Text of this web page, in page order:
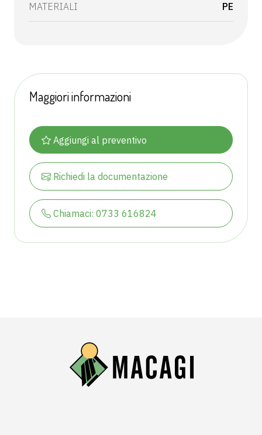
MATERIALI PE
Maggiori informazioni
Aggiungi al preventivo
Richiedi la documentazione
Chiamaci: 0733 616824